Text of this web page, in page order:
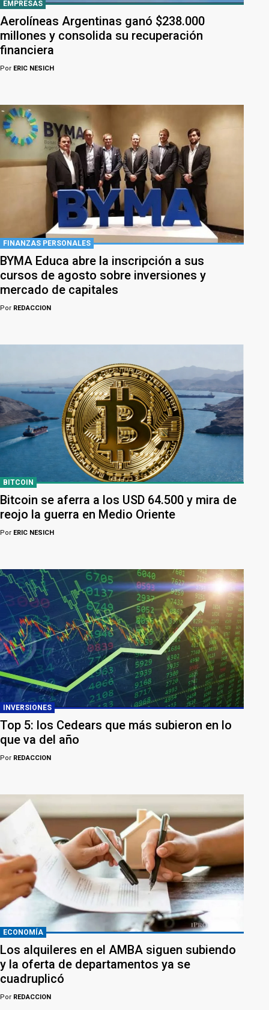
EMPRESAS
Aerolíneas Argentinas ganó $238.000
millones y consolida su recuperación
financiera
Por ERIC NESICH
FINANZAS PERSONALES
BYMA Educa abre la inscripción a sus
cursos de agosto sobre inversiones y
mercado de capitales
Por REDACCION
BITCOIN
Bitcoin se aferra a los USD 64.500 y mira de
reojo la guerra en Medio Oriente
Por ERIC NESICH
INVERSIONES
Top 5: los Cedears que más subieron en lo
que va del año
Por REDACCION
ECONOMÍA
Los alquileres en el AMBA siguen subiendo
y la oferta de departamentos ya se
cuadruplicó
Por REDACCION